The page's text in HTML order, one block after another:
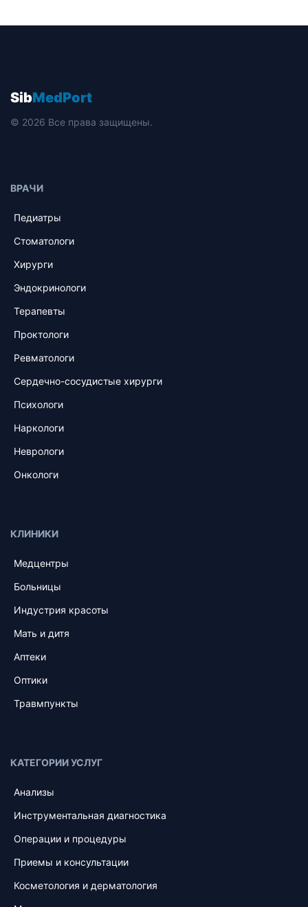
SibMedPort
© 2026 Все права защищены.
ВРАЧИ
Педиатры
Стоматологи
Хирурги
Эндокринологи
Терапевты
Проктологи
Ревматологи
Сердечно-сосудистые хирурги
Психологи
Наркологи
Неврологи
Онкологи
КЛИНИКИ
Медцентры
Больницы
Индустрия красоты
Мать и дитя
Аптеки
Оптики
Травмпункты
КАТЕГОРИИ УСЛУГ
Анализы
Инструментальная диагностика
Операции и процедуры
Приемы и консультации
Косметология и дерматология